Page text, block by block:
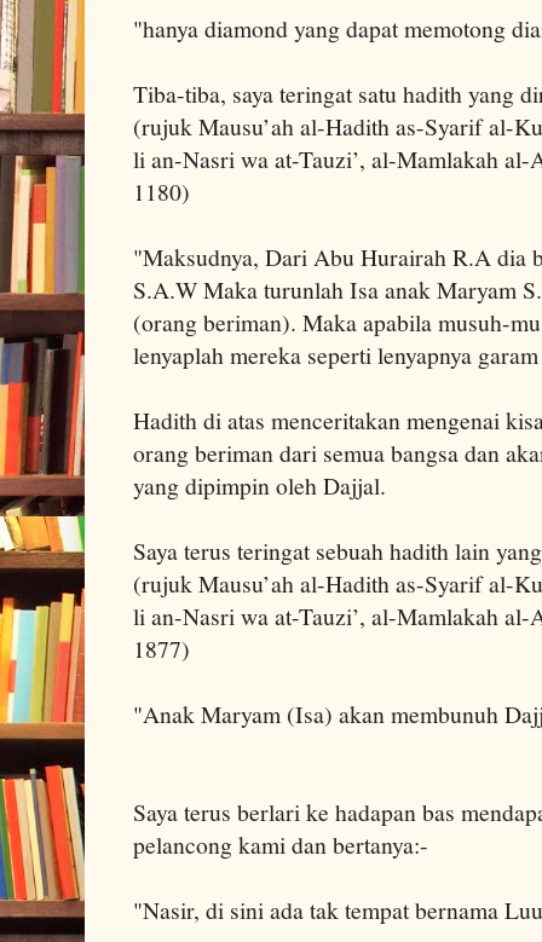
"hanya diamond yang dapat memotong
Tiba-tiba, saya teringat satu hadith yang
(rujuk Mausu’ah al-Hadith as-Syarif al-
li an-Nasri wa at-Tauzi’, al-Mamlakah al-
1180)
"Maksudnya, Dari Abu Hurairah R.A dia
S.A.W Maka turunlah Isa anak Maryam
(orang beriman). Maka apabila musuh-
lenyaplah mereka seperti lenyapnya
Hadith di atas menceritakan mengenai
orang beriman dari semua bangsa dan
yang dipimpin oleh Dajjal.
Saya terus teringat sebuah hadith lain
(rujuk Mausu’ah al-Hadith as-Syarif al-
li an-Nasri wa at-Tauzi’, al-Mamlakah al-
1877)
"Anak Maryam (Isa) akan membunuh
Saya terus berlari ke hadapan bas
pelancong kami dan bertanya:-
"Nasir, di sini ada tak tempat bernama